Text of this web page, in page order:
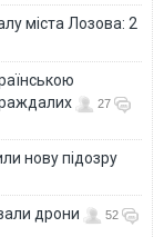
міста Лозова: 2
27
нову підозру
дрони
52